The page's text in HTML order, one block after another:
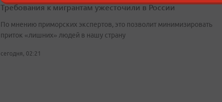
Требования к мигрантам ужесточили в России
По мнению приморских экспертов, это позволит минимизировать
приток «лишних» людей в нашу страну
сегодня, 02:21